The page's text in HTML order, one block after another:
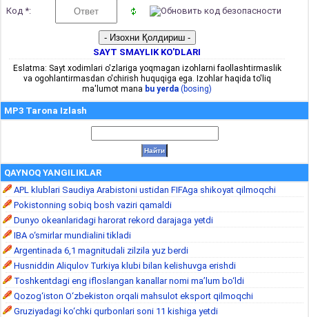
Код *:
SAYT SMAYLIK KO'DLARI
Eslatma: Sayt xodimlari o'zlariga yoqmagan izohlarni faollashtirmaslik
va ogohlantirmasdan o'chirish huquqiga ega. Izohlar haqida to'liq
ma'lumot mana bu yerda (bosing)
MP3 Tarona Izlash
QAYNOQ YANGILIKLAR
APL klublari Saudiya Arabistoni ustidan FIFAga shikoyat qilmoqchi
Pokistonning sobiq bosh vaziri qamaldi
Dunyo okeanlaridagi harorat rekord darajaga yetdi
IBA o‘smirlar mundialini tikladi
Argentinada 6,1 magnitudali zilzila yuz berdi
Husniddin Aliqulov Turkiya klubi bilan kelishuvga erishdi
Toshkentdagi eng ifloslangan kanallar nomi ma’lum bo‘ldi
Qozog‘iston O‘zbekiston orqali mahsulot eksport qilmoqchi
Gruziyadagi ko‘chki qurbonlari soni 11 kishiga yetdi